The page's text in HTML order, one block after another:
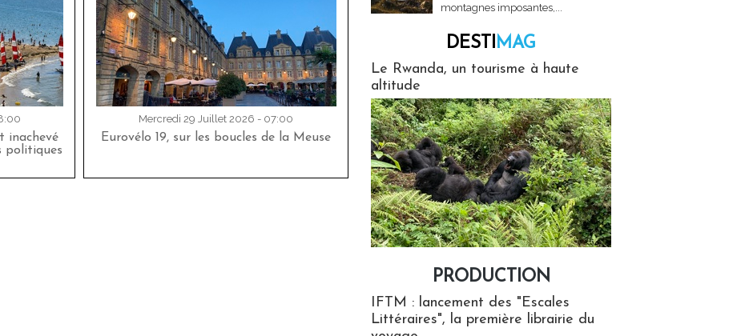
inachevé
politiques
Mercredi 29 Juillet 2026 - 07:00
Eurovélo 19, sur les boucles de la Meuse
montagnes imposantes,...
DESTIMAG
Le Rwanda, un tourisme à haute
altitude
PRODUCTION
IFTM : lancement des "Escales
Littéraires", la première librairie du